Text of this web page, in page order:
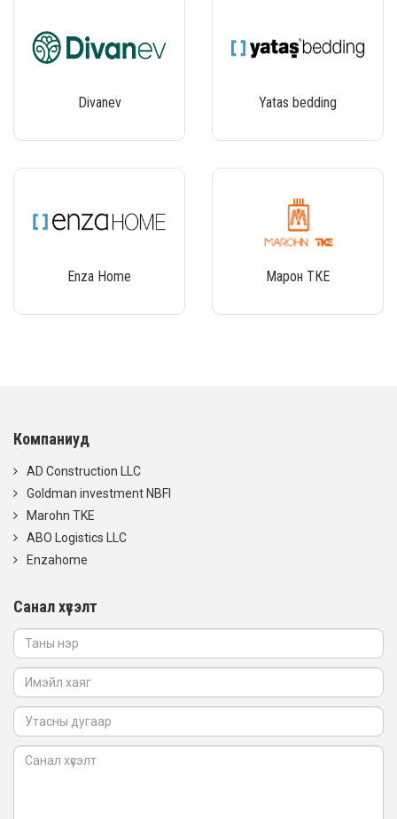
Divanev Yatas bedding
Enza Home Марон ТКЕ
Компаниуд
AD Construction LLC
Goldman investment NBFI
Marohn TKE
ABO Logistics LLC
Enzahome
Санал хүсэлт